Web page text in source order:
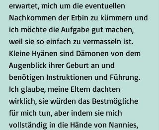
erwartet, mich um die eventuellen
Nachkommen der Erbin zu kümmern und
ich möchte die Aufgabe gut machen,
weil sie so einfach zu vermasseln ist.
Kleine Hyänen sind Dämonen von dem
Augenblick ihrer Geburt an und
benötigen Instruktionen und Führung.
Ich glaube, meine Eltern dachten
wirklich, sie würden das Bestmögliche
für mich tun, aber indem sie mich
vollständig in die Hände von Nannies,